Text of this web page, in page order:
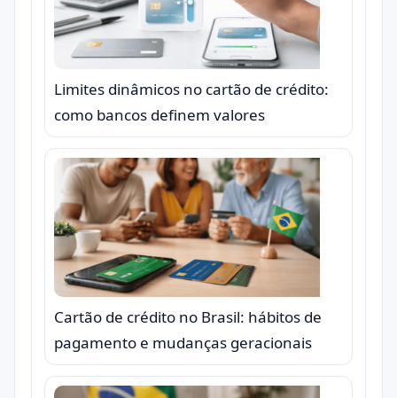
Limites dinâmicos no cartão de crédito:
como bancos definem valores
Cartão de crédito no Brasil: hábitos de
pagamento e mudanças geracionais